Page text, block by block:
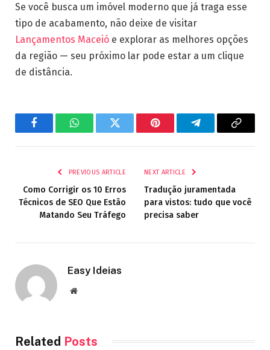
Se você busca um imóvel moderno que já traga esse
tipo de acabamento, não deixe de visitar
Lançamentos Maceió e explorar as melhores opções
da região — seu próximo lar pode estar a um clique
de distância.
FacebookWhatsAppTwitter Pinterest TelegramCopy
PREVIOUS ARTICLE
Como Corrigir os 10 Erros
Técnicos de SEO Que Estão
Matando Seu Tráfego
NEXT ARTICLE
Tradução juramentada
para vistos: tudo que você
precisa saber
Easy Ideias
Website
Related Posts